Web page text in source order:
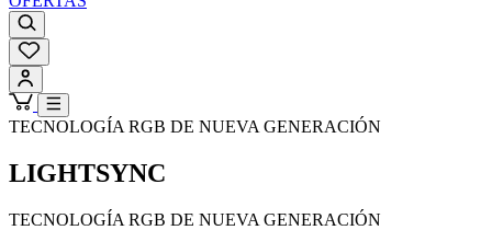
TECNOLOGÍA RGB DE NUEVA GENERACIÓN
LIGHTSYNC
TECNOLOGÍA RGB DE NUEVA GENERACIÓN